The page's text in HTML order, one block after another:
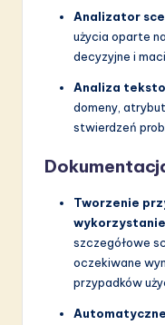
Analizator
użycia oparte
decyzyjne i
Analiza
domeny,
stwierdzeń
Tworzenie
szczegółowe
oczekiwane
przypadków